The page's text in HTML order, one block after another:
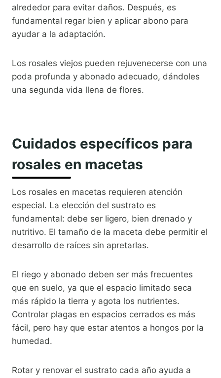
alrededor para evitar daños. Después, es
fundamental regar bien y aplicar abono para
ayudar a la adaptación.
Los rosales viejos pueden rejuvenecerse con una
poda profunda y abonado adecuado, dándoles
una segunda vida llena de flores.
Cuidados específicos para
rosales en macetas
Los rosales en macetas requieren atención
especial. La elección del sustrato es
fundamental: debe ser ligero, bien drenado y
nutritivo. El tamaño de la maceta debe permitir el
desarrollo de raíces sin apretarlas.
El riego y abonado deben ser más frecuentes
que en suelo, ya que el espacio limitado seca
más rápido la tierra y agota los nutrientes.
Controlar plagas en espacios cerrados es más
fácil, pero hay que estar atentos a hongos por la
humedad.
Rotar y renovar el sustrato cada año ayuda a